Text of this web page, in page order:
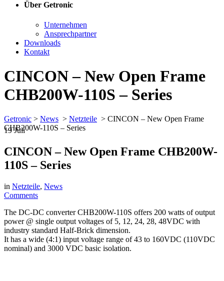
Über Getronic
Unternehmen
Ansprechpartner
Downloads
Kontakt
CINCON – New Open Frame
CHB200W-110S – Series
Getronic > News > Netzteile > CINCON – New Open Frame
CHB200W-110S – Series
19 Juli
CINCON – New Open Frame CHB200W-
110S – Series
in Netzteile, News
Comments
The DC-DC converter CHB200W-110S offers 200 watts of output
power @ single output voltages of 5, 12, 24, 28, 48VDC with
industry standard Half-Brick dimension.
It has a wide (4:1) input voltage range of 43 to 160VDC (110VDC
nominal) and 3000 VDC basic isolation.